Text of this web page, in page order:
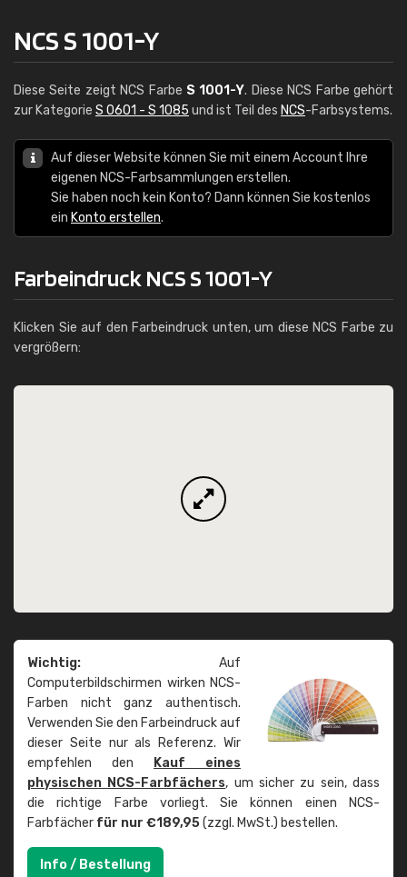
NCS S 1001-Y
Diese Seite zeigt NCS Farbe S 1001-Y. Diese NCS Farbe gehört
zur Kategorie S 0601 - S 1085 und ist Teil des NCS-Farbsystems.
Auf dieser Website können Sie mit einem Account Ihre
eigenen NCS-Farbsammlungen erstellen.
Sie haben noch kein Konto? Dann können Sie kostenlos
ein Konto erstellen.
Farbeindruck NCS S 1001-Y
Klicken Sie auf den Farbeindruck unten, um diese NCS Farbe zu
vergrößern:
Wichtig: Auf
Computerbildschirmen wirken NCS-
Farben nicht ganz authentisch.
Verwenden Sie den Farbeindruck auf
dieser Seite nur als Referenz. Wir
empfehlen den
Kauf eines
physischen NCS-Farbfächers, um sicher zu sein, dass
die richtige Farbe vorliegt. Sie können einen NCS-
Farbfächer für nur €189,95(zzgl. MwSt.) bestellen.
Info / Bestellung